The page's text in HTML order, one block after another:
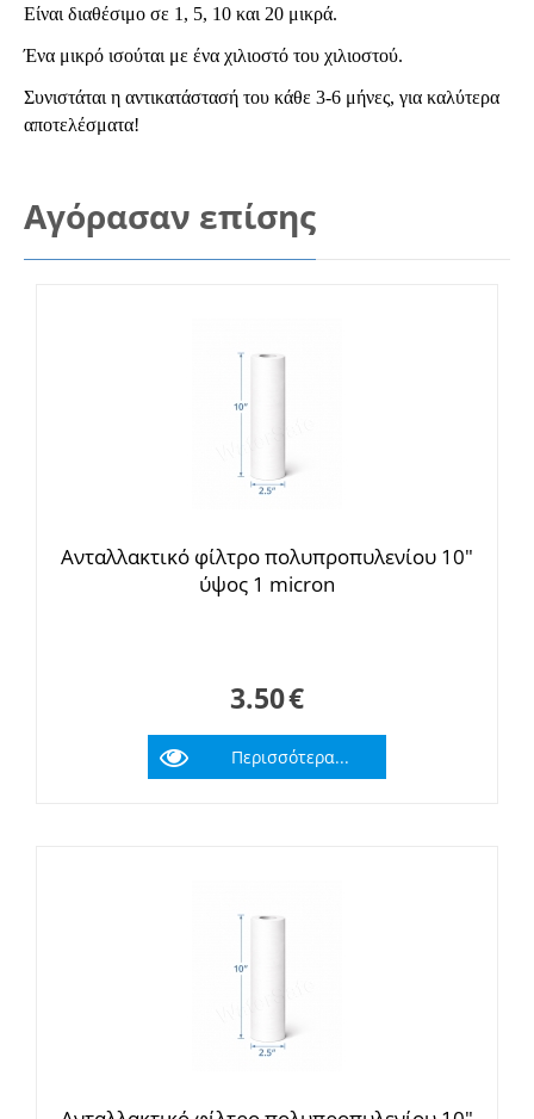
Είναι διαθέσιμο σε 1, 5, 10 και 20 μικρά.
Ένα μικρό ισούται με ένα χιλιοστό του χιλιοστού.
Συνιστάται η αντικατάστασή του κάθε 3-6 μήνες, για καλύτερα
αποτελέσματα!
Αγόρασαν επίσης
Ανταλλακτικό φίλτρο πολυπροπυλενίου 10"
ύψος 1 micron
3.50€
Περισσότερα...